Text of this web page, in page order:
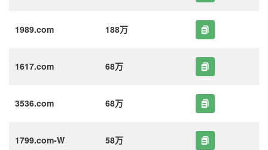
1989.com 188万
1617.com 68万
3536.com 68万
1799.com-W 58万